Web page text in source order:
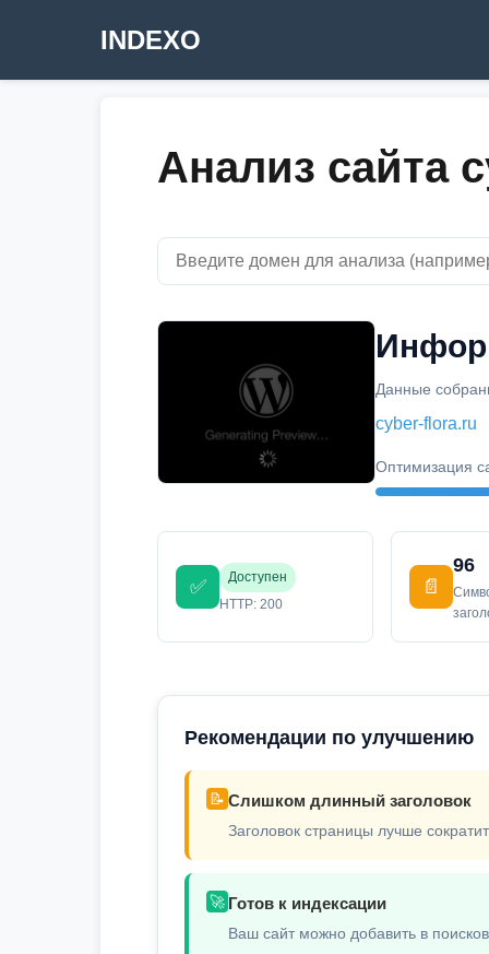
INDEXO
Анализ сайта
Данные
cyber-flora.ru
Оптимизация
✅
Доступен
HTTP: 200
📄
96
Рекомендации по улучшению
📝 Слишком длинный заголовок
Заголовок страницы лучше
🚀 Готов к индексации
Ваш сайт можно добавить в